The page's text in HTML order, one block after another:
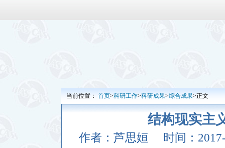
当前位置： 首页>科研工作>科研成果>综合成果>正文
结构现实主
作者：芦思姮
时间：